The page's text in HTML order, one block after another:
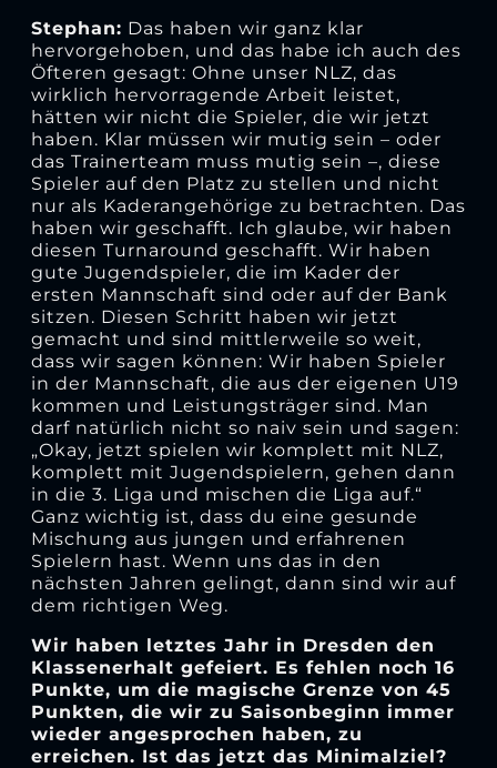
Stephan: Das haben wir ganz klar
hervorgehoben, und das habe ich auch des
Öfteren gesagt: Ohne unser NLZ, das
wirklich hervorragende Arbeit leistet,
hätten wir nicht die Spieler, die wir jetzt
haben. Klar müssen wir mutig sein – oder
das Trainerteam muss mutig sein –, diese
Spieler auf den Platz zu stellen und nicht
nur als Kaderangehörige zu betrachten. Das
haben wir geschafft. Ich glaube, wir haben
diesen Turnaround geschafft. Wir haben
gute Jugendspieler, die im Kader der
ersten Mannschaft sind oder auf der Bank
sitzen. Diesen Schritt haben wir jetzt
gemacht und sind mittlerweile so weit,
dass wir sagen können: Wir haben Spieler
in der Mannschaft, die aus der eigenen U19
kommen und Leistungsträger sind. Man
darf natürlich nicht so naiv sein und sagen:
„Okay, jetzt spielen wir komplett mit NLZ,
komplett mit Jugendspielern, gehen dann
in die 3. Liga und mischen die Liga auf.“
Ganz wichtig ist, dass du eine gesunde
Mischung aus jungen und erfahrenen
Spielern hast. Wenn uns das in den
nächsten Jahren gelingt, dann sind wir auf
dem richtigen Weg.
Wir haben letztes Jahr in Dresden den
Klassenerhalt gefeiert. Es fehlen noch 16
Punkte, um die magische Grenze von 45
Punkten, die wir zu Saisonbeginn immer
wieder angesprochen haben, zu
erreichen. Ist das jetzt das Minimalziel?